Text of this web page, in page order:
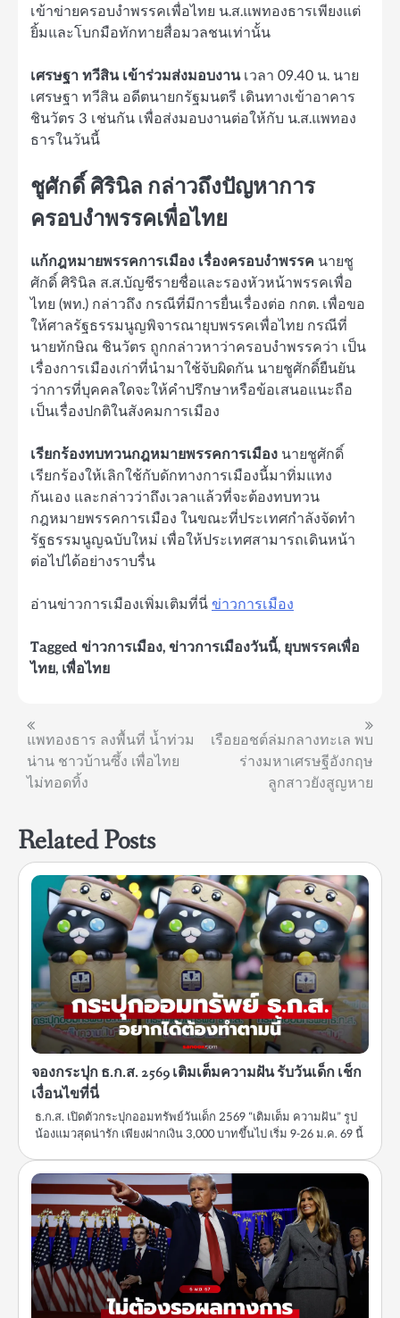
เข้าข่ายครอบงำพรรคเพื่อไทย น.ส.แพทองธารเพียงแต่
ยิ้มและโบกมือทักทายสื่อมวลชนเท่านั้น
เศรษฐา ทวีสิน เข้าร่วมส่งมอบงานเวลา 09.40 น. นาย
เศรษฐา ทวีสิน อดีตนายกรัฐมนตรี เดินทางเข้าอาคาร
ชินวัตร 3 เช่นกัน เพื่อส่งมอบงานต่อให้กับ น.ส.แพทอง
ธารในวันนี้
ชูศักดิ์ ศิรินิล กล่าวถึงปัญหาการ
ครอบงำพรรคเพื่อไทย
แก้กฎหมายพรรคการเมือง เรื่องครอบงำพรรค นายชู
ศักดิ์ ศิรินิล ส.ส.บัญชีรายชื่อและรองหัวหน้าพรรคเพื่อ
ไทย (พท.) กล่าวถึง กรณีที่มีการยื่นเรื่องต่อ กกต. เพื่อขอ
ให้ศาลรัฐธรรมนูญพิจารณายุบพรรคเพื่อไทย กรณีที่
นายทักษิณ ชินวัตร ถูกกล่าวหาว่าครอบงำพรรคว่า เป็น
เรื่องการเมืองเก่าที่นำมาใช้จับผิดกัน นายชูศักดิ์ยืนยัน
ว่าการที่บุคคลใดจะให้คำปรึกษาหรือข้อเสนอแนะถือ
เป็นเรื่องปกติในสังคมการเมือง
เรียกร้องทบทวนกฎหมายพรรคการเมือง นายชูศักดิ์
เรียกร้องให้เลิกใช้กับดักทางการเมืองนี้มาทิ่มแทง
กันเอง และกล่าวว่าถึงเวลาแล้วที่จะต้องทบทวน
กฎหมายพรรคการเมือง ในขณะที่ประเทศกำลังจัดทำ
รัฐธรรมนูญฉบับใหม่ เพื่อให้ประเทศสามารถเดินหน้า
ต่อไปได้อย่างราบรื่น
อ่านข่าวการเมืองเพิ่มเติมที่นี่ ข่าวการเมือง
Tagged ข่าวการเมือง, ข่าวการเมืองวันนี้, ยุบพรรคเพื่อ
ไทย, เพื่อไทย
แนะแนว
เรื่อง
แพทองธาร ลงพื้นที่ น้ำท่วม
น่าน ชาวบ้านซึ้ง เพื่อไทย
ไม่ทอดทิ้ง
เรือยอชต์ล่มกลางทะเล พบ
ร่างมหาเศรษฐีอังกฤษ
ลูกสาวยังสูญหาย
Related Posts
จองกระปุก ธ.ก.ส. 2569 เติมเต็มความฝัน รับวันเด็ก เช็ก
เงื่อนไขที่นี่
ธ.ก.ส. เปิดตัวกระปุกออมทรัพย์วันเด็ก 2569 “เติมเต็ม ความฝัน” รูป
น้องแมวสุดน่ารัก เพียงฝากเงิน 3,000 บาทขึ้นไป เริ่ม 9-26 ม.ค. 69 นี้